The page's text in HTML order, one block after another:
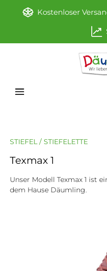
Zum Hauptinhalt springen
Kostenloser
STIEFEL / STIEFELETTE
Texmax 1
Unser Modell Texmax 1 ist
dem Hause Däumling.